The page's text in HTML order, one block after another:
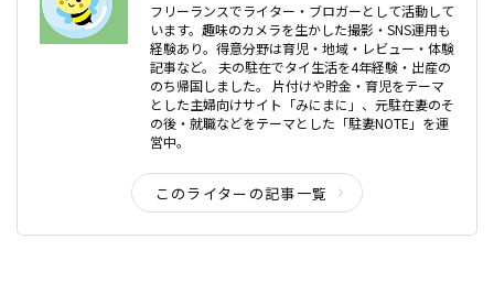
フリーランスでライター・ブロガーとして活動して
います。趣味のカメラを生かした撮影・SNS運用も
経験あり。得意分野は育児・地域・レビュー・体験
記事など。 夫の駐在でタイ生活を4年経験・出産の
のち帰国しました。 片付けや貯金・育児をテーマ
とした主婦向けサイト「みにまに」、元駐在妻のそ
の後・就職などをテーマとした「駐妻NOTE」を運
営中。
このライターの記事一覧